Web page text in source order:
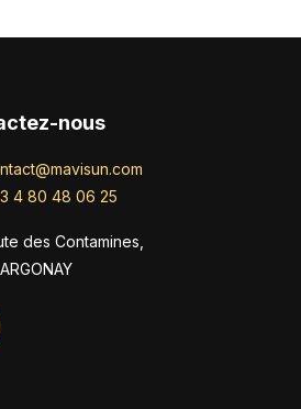
nous
4 80 48 06 25
des Contamines,